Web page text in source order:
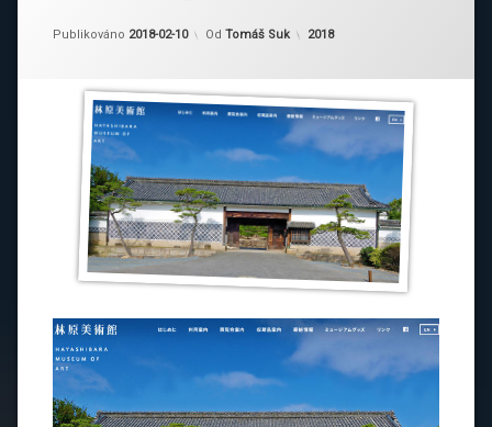
Publikováno 2018-02-10 Od Tomáš Suk Kategorie:
2018